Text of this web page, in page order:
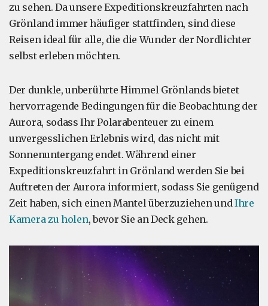
zu sehen. Da unsere Expeditionskreuzfahrten nach
Grönland immer häufiger stattfinden, sind diese
Reisen ideal für alle, die die Wunder der Nordlichter
selbst erleben möchten.
Der dunkle, unberührte Himmel Grönlands bietet
hervorragende Bedingungen für die Beobachtung der
Aurora, sodass Ihr Polarabenteuer zu einem
unvergesslichen Erlebnis wird, das nicht mit
Sonnenuntergang endet. Während einer
Expeditionskreuzfahrt in Grönland werden Sie bei
Auftreten der Aurora informiert, sodass Sie genügend
Zeit haben, sich einen Mantel überzuziehen und Ihre
Kamera zu holen, bevor Sie an Deck gehen.